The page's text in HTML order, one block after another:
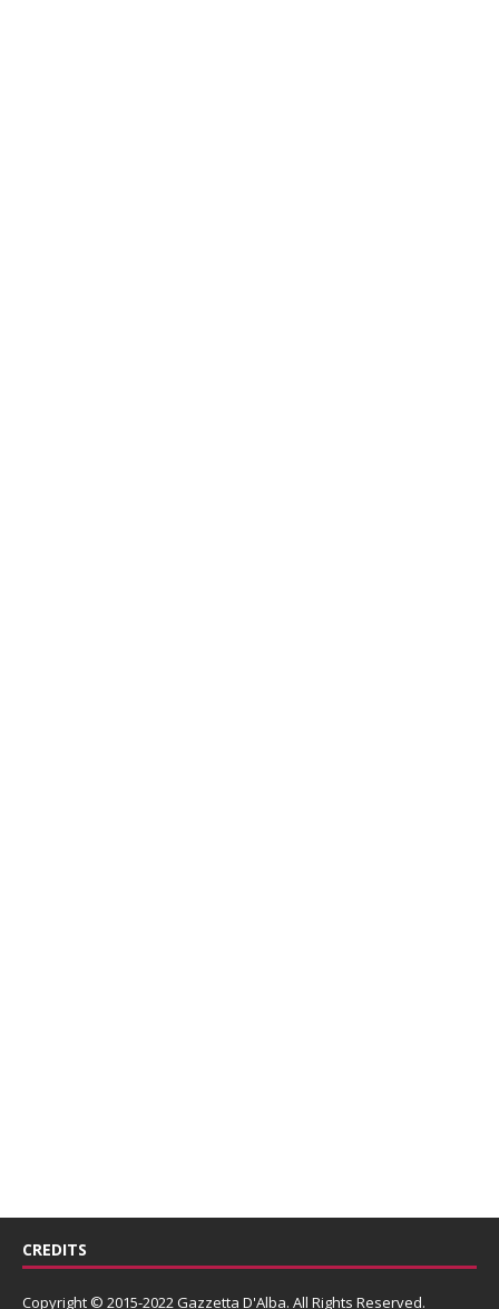
CREDITS
Copyright © 2015-2022 Gazzetta D'Alba. All Rights Reserved.